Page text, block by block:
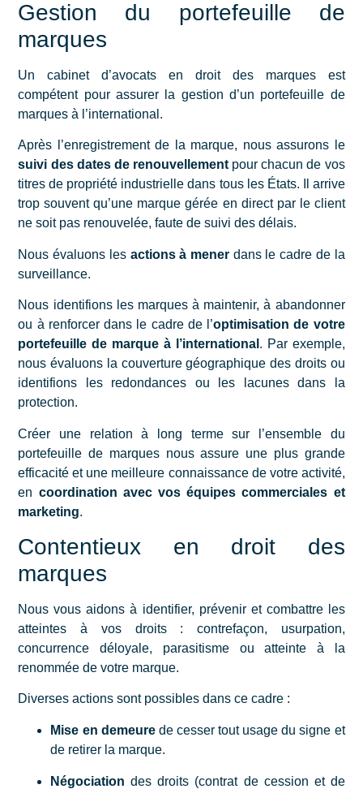
Gestion du portefeuille de
marques
Un cabinet d’avocats en droit des marques est
compétent pour assurer la gestion d’un portefeuille de
marques à l’international.
Après l’enregistrement de la marque, nous assurons le
suivi des dates de renouvellement pour chacun de vos
titres de propriété industrielle dans tous les États. Il arrive
trop souvent qu’une marque gérée en direct par le client
ne soit pas renouvelée, faute de suivi des délais.
Nous évaluons les actions à mener dans le cadre de la
surveillance.
Nous identifions les marques à maintenir, à abandonner
ou à renforcer dans le cadre de l’optimisation de votre
portefeuille de marque à l’international . Par exemple,
nous évaluons la couverture géographique des droits ou
identifions les redondances ou les lacunes dans la
protection.
Créer une relation à long terme sur l’ensemble du
portefeuille de marques nous assure une plus grande
efficacité et une meilleure connaissance de votre activité,
en coordination avec vos équipes commerciales et
marketing.
Contentieux en droit des
marques
Nous vous aidons à identifier, prévenir et combattre les
atteintes à vos droits : contrefaçon, usurpation,
concurrence déloyale, parasitisme ou atteinte à la
renommée de votre marque.
Diverses actions sont possibles dans ce cadre :
Mise en demeurede cesser tout usage du signe et
de retirer la marque.
Négociation des droits (contrat de cession et de